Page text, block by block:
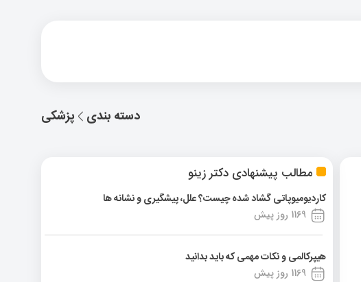
پزشکی دسته بندی
مطالب پیشنهادی دکتر زینو
کاردیومیوپاتی گشاد شده چیست؟ علل، پیشگیری و نشانه ها
1169 روز پیش
هیپرکالمی و نکات مهمی که باید بدانید
1169 روز پیش